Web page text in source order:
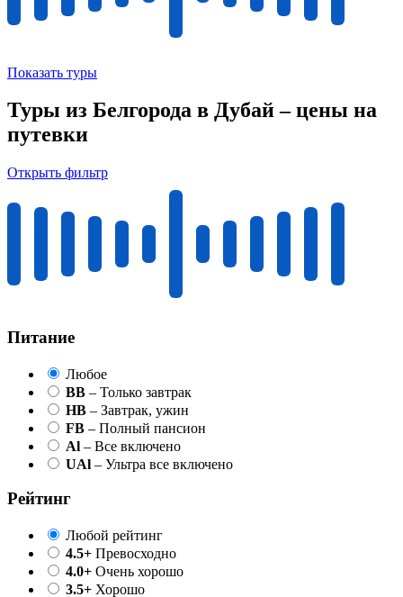
Показать туры
Туры из Белгорода в Дубай – цены на
путевки
Открыть фильтр
Питание
Любое
BB – Только завтрак
HB – Завтрак, ужин
FB – Полный пансион
Al – Все включено
UAl – Ультра все включено
Рейтинг
Любой рейтинг
4.5+ Превосходно
4.0+ Очень хорошо
3.5+ Хорошо